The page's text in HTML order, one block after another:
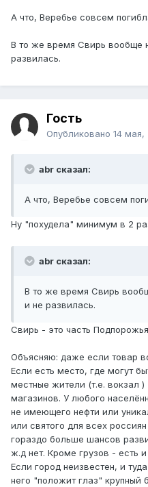
А что, Веребье совсем
В то же время Свирь вообще
развилась.
Гость
Опубликовано 14 мая,
abr сказал:
А что, Веребье совсем
Ну "похудела" минимум в 2
abr сказал:
В то же время Свирь
и не развилась.
Свирь - это часть
Объясняю: даже если товар
Если есть место, где могут
местные жители (т.е. вокзал )
магазинов. У любого
не имеющего нефти или
или святого для всех
гораздо больше шансов
ж.д нет. Кроме грузов - есть
Если город неизвестен, и
него "положит глаз" крупный